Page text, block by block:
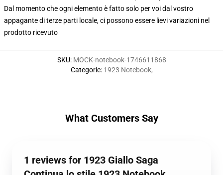
Dal momento che ogni elemento è fatto solo per voi dal vostro
appagante di terze parti locale, ci possono essere lievi variazioni nel
prodotto ricevuto
SKU: MOCK-notebook-1746611868
Categorie: 1923 Notebook,
What Customers Say
1 reviews for 1923 Giallo Saga